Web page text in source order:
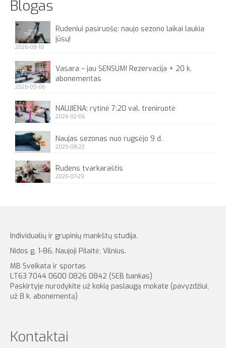
Blogas
Rudeniui pasiruošę: naujo sezono laikai laukia
jūsų!
2026-08-10
Vasara – jau SENSUM! Rezervacija + 20 k.
abonementas
2026-05-06
NAUJIENA: rytinė 7:20 val. treniruotė
2026-02-06
Naujas sezonas nuo rugsėjo 9 d.
2025-08-23
Rudens tvarkaraštis
2025-07-29
Individualių ir grupinių mankštų studija.
Nidos g. 1-86, Naujoji Pilaitė, Vilnius.
MB Sveikata ir sportas
LT63 7044 0600 0826 0842 (SEB bankas)
Paskirtyje nurodykite už kokią paslaugą mokate (pavyzdžiui,
už 8 k. abonementą)
Kontaktai